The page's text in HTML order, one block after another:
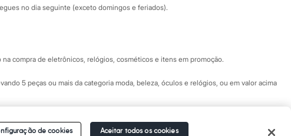
no dia seguinte (exceto domingos e feriados).
compra de eletrônicos, relógios, cosméticos e itens em promoção.
5 peças ou mais da categoria moda, beleza, óculos e relógios, ou em valor acima
de cookies Aceitar todos os cookies